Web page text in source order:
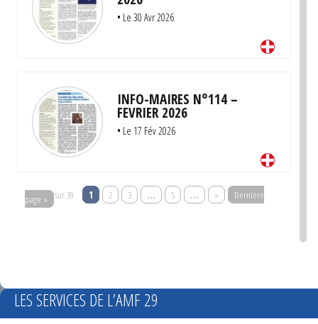
• Le 30 Avr 2026
INFO-MAIRES N°114 –
FEVRIER 2026
• Le 17 Fév 2026
Page 1 sur 39 1 2 3 … 5 … » Dernière
page »
LES SERVICES DE L’AMF 29